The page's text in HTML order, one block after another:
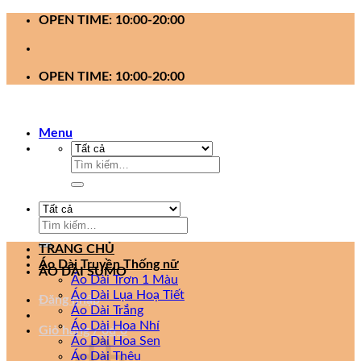
OPEN TIME: 10:00-20:00
OPEN TIME: 10:00-20:00
Menu
Tìm
Tìm
ÁO DÀI SUMO
Đăng nhập
Giỏ hàng /0₫ 0
TRANG CHỦ
Áo Dài Truyền Thống nữ
Áo Dài Trơn 1 Màu
Áo Dài Lụa Hoạ Tiết
Áo Dài Trắng
Áo Dài Hoa Nhí
Áo Dài Hoa Sen
Áo Dài Thêu